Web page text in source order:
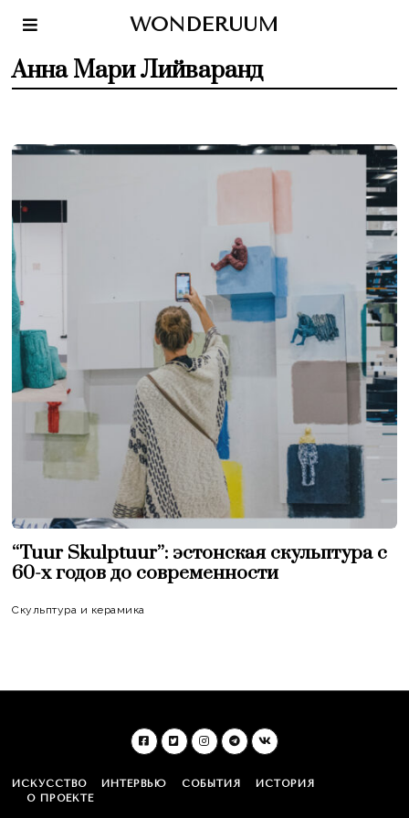
WONDERUUM
Анна Мари Лийваранд
“Tuur Skulptuur”: эстонская скульптура c
60-х годов до современности
Скульптура и керамика
ИСКУССТВО ИНТЕРВЬЮ СОБЫТИЯ
ИСТОРИЯ
О ПРОЕКТЕ